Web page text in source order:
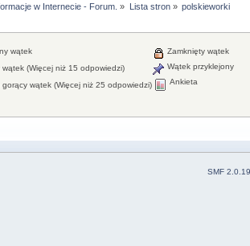
w Internecie - Forum. » Lista stron» polskieworki
wątek
wątek (Więcej niż 15 odpowiedzi)
gorący wątek (Więcej niż 25 odpowiedzi)
Zamknięty wątek
Wątek przyklejony
Ankieta
SMF 2.0.19